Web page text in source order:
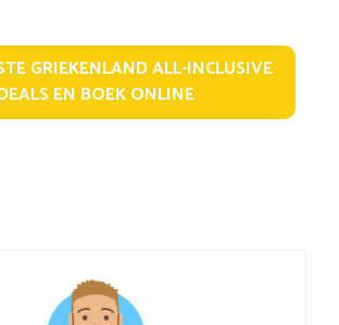
GRIEKENLAND ALL-INCLUSIVE
EN BOEK ONLINE